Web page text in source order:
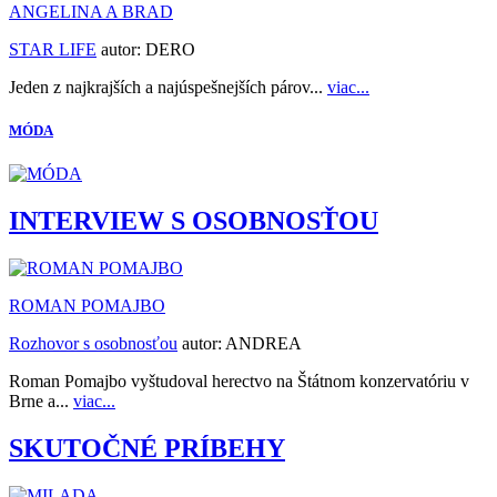
ANGELINA A BRAD
STAR LIFE autor: DERO
Jeden z najkrajších a najúspešnejších párov... viac...
MÓDA
INTERVIEW S OSOBNOSŤOU
ROMAN POMAJBO
Rozhovor s osobnosťou autor: ANDREA
Roman Pomajbo vyštudoval herectvo na Štátnom konzervatóriu v
Brne a... viac...
SKUTOČNÉ PRÍBEHY